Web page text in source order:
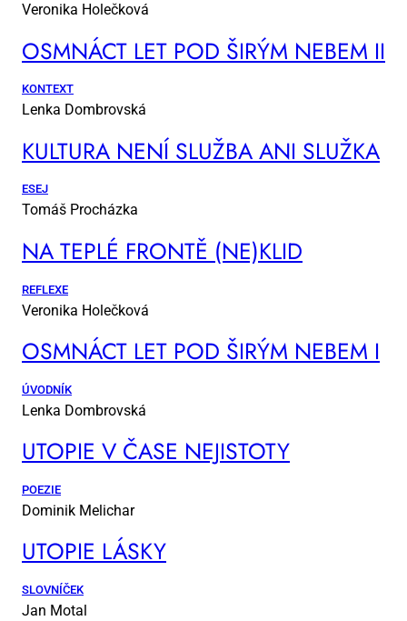
Veronika Holečková
OSM­NÁCT LET POD ŠI­RÝM NE­BEM II
KONTEXT
Lenka Dombrovská
KUL­TU­RA NE­NÍ SLUŽ­BA ANI SLUŽ­KA
ESEJ
Tomáš Procházka
NA TEP­LÉ FRON­TĚ (NE)KLID
REFLEXE
Veronika Holečková
OSM­NÁCT LET POD ŠI­RÝM NE­BEM I
ÚVODNÍK
Lenka Dombrovská
UTO­PIE V ČA­SE NE­JIS­TO­TY
POEZIE
Dominik Melichar
UTO­PIE LÁS­KY
SLOVNÍČEK
Jan Motal